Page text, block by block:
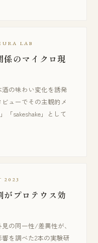
LAB
係のマイクロ現
の味わい変化を誘発
ューでその主観的メ
「sakeshake」として
2023
がプロテウス効
の同一性/差異性が、
を調べた2本の実験研